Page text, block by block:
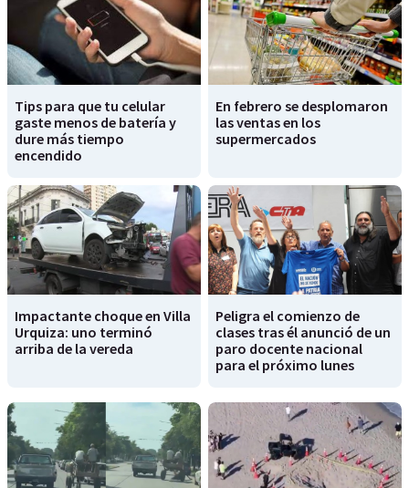
Tips para que tu celular
gaste menos de batería y
dure más tiempo
encendido
En febrero se desplomaron
las ventas en los
supermercados
Impactante choque en Villa
Urquiza: uno terminó
arriba de la vereda
Peligra el comienzo de
clases tras él anunció de un
paro docente nacional
para el próximo lunes